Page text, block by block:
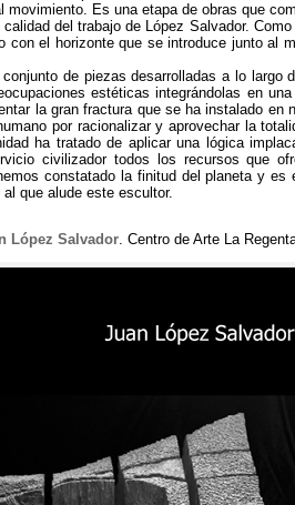
Es una etapa de obras que
del trabajo de López Salvador. Como
con el horizonte que se introduce junto al
de piezas desarrolladas a lo largo
estéticas integrándolas en una
la gran fractura que se ha instalado en
por racionalizar y aprovechar la
ha tratado de aplicar una lógica
civilizador todos los recursos que
constatado la finitud del planeta y es
que alude este escultor.
López Salvador. Centro de Arte La